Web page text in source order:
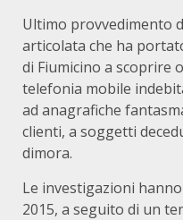
Ultimo provvedimento
articolata che ha
di Fiumicino a scoprire
telefonia mobile
ad anagrafiche
clienti, a soggetti
dimora.
Le investigazioni
2015, a seguito di un